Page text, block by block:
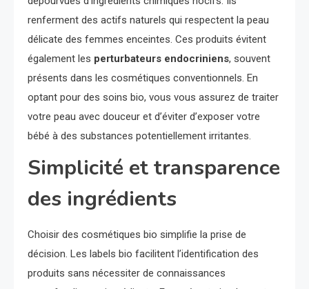
renferment des actifs naturels qui respectent la peau
délicate des femmes enceintes. Ces produits évitent
également les perturbateurs endocriniens, souvent
présents dans les cosmétiques conventionnels. En
optant pour des soins bio, vous vous assurez de traiter
votre peau avec douceur et d’éviter d’exposer votre
bébé à des substances potentiellement irritantes.
Simplicité et transparence
des ingrédients
Choisir des cosmétiques bio simplifie la prise de
décision. Les labels bio facilitent l’identification des
produits sans nécessiter de connaissances